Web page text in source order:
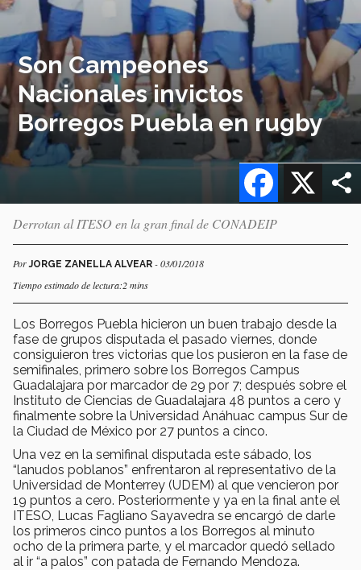
Son Campeones
Nacionales invictos
Borregos Puebla en rugby
X
Facebook
Derrotan al ITESO en la gran final de CONADEIP
PorJORGE ZANELLA ALVEAR - 03/01/2018
Tiempo estimado de lectura:2 mins
Los Borregos Puebla hicieron un buen trabajo desde la
fase de grupos disputada el pasado viernes, donde
consiguieron tres victorias que los pusieron en la fase de
semifinales, primero sobre los Borregos Campus
Guadalajara por marcador de 29 por 7; después sobre el
Instituto de Ciencias de Guadalajara 48 puntos a cero y
finalmente sobre la Universidad Anáhuac campus Sur de
la Ciudad de México por 27 puntos a cinco.
Una vez en la semifinal disputada este sábado, los
“lanudos poblanos” enfrentaron al representativo de la
Universidad de Monterrey (UDEM) al que vencieron por
19 puntos a cero. Posteriormente y ya en la final ante el
ITESO, Lucas Fagliano Sayavedra se encargó de darle
los primeros cinco puntos a los Borregos al minuto
ocho de la primera parte, y el marcador quedó sellado
al ir “a palos” con patada de Fernando Mendoza.